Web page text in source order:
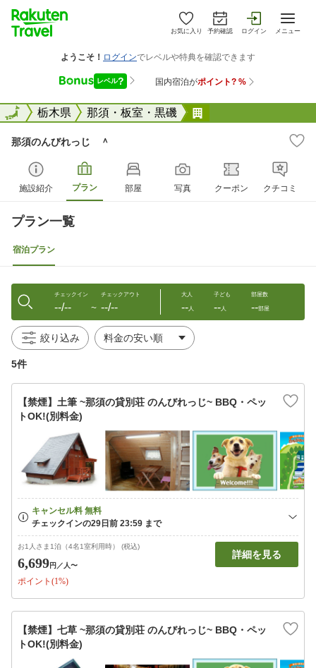
お気に入り 予約確認 ログイン メニュー
全国栃木県 那須・板室・黒磯
全国
那須のんびれっじ ＾
施設紹介 プラン 部屋 写真 クーポン クチコミ
プラン一覧
宿泊プラン
チェックイン
--/-- 〜
チェックアウト
--/--
大人
--人
子ども
--人
部屋数
--部屋
絞り込み
5件
【禁煙】土筆 ~那須の貸別荘 のんびれっじ~ BBQ・ペッ
トOK!(別料金)
お1人さま1泊（4名1室利用時） (税込)
6,699円 ／人〜
ポイント(1%)
詳細を見る
【禁煙】七草 ~那須の貸別荘 のんびれっじ~ BBQ・ペッ
トOK!(別料金)